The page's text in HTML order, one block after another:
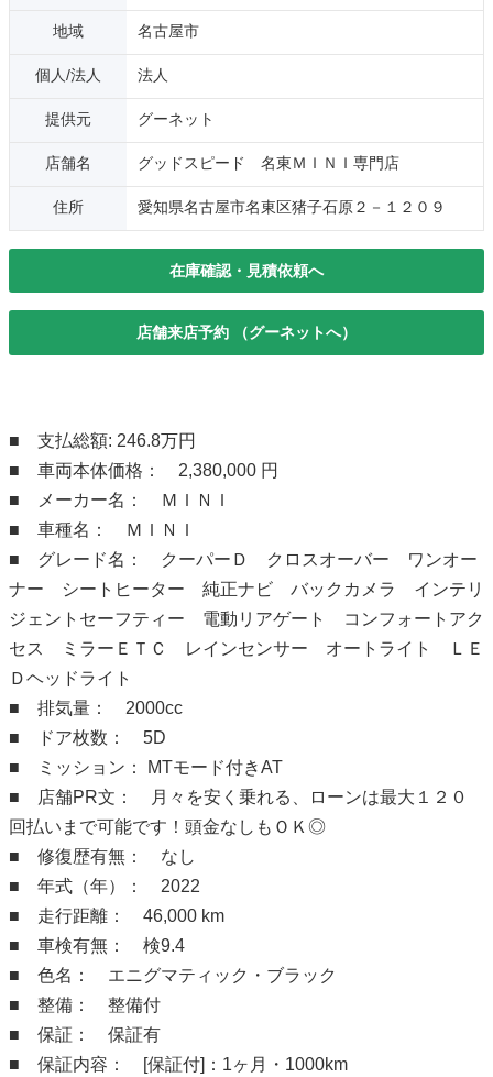
地域 名古屋市
個人/法人 法人
提供元 グーネット
店舗名 グッドスピード 名東ＭＩＮＩ専門店
住所 愛知県名古屋市名東区猪子石原２－１２０９
在庫確認・見積依頼へ
店舗来店予約 （グーネットへ）
■ 支払総額: 246.8万円
■ 車両本体価格： 2,380,000 円
■ メーカー名： ＭＩＮＩ
■ 車種名： ＭＩＮＩ
■ グレード名： クーパーＤ クロスオーバー ワンオー
ナー シートヒーター 純正ナビ バックカメラ インテリ
ジェントセーフティー 電動リアゲート コンフォートアク
セス ミラーＥＴＣ レインセンサー オートライト ＬＥ
Ｄヘッドライト
■ 排気量： 2000cc
■ ドア枚数： 5D
■ ミッション： MTモード付きAT
■ 店舗PR文： 月々を安く乗れる、ローンは最大１２０
回払いまで可能です！頭金なしもＯＫ◎
■ 修復歴有無： なし
■ 年式（年）： 2022
■ 走行距離： 46,000 km
■ 車検有無： 検9.4
■ 色名： エニグマティック・ブラック
■ 整備： 整備付
■ 保証： 保証有
■ 保証内容： [保証付]：1ヶ月・1000km